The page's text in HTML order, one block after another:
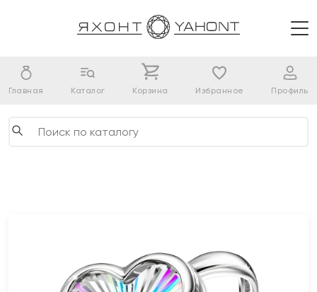
Главная Каталог Корзина Избранное Профиль